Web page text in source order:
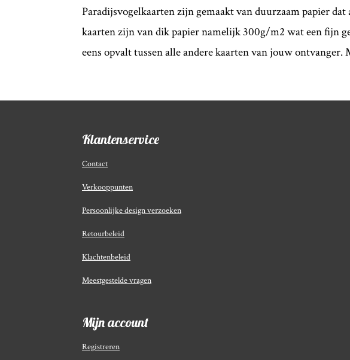
Paradijsvogelkaarten zijn gemaakt van duurzaam papier
kaarten zijn van dik papier namelijk 300g/m2 wat een fijn
eens opvalt tussen alle andere kaarten van jouw
Klantenservice
Contact
Verkooppunten
Persoonlijke design verzoeken
Retourbeleid
Klachtenbeleid
Meestgestelde vragen
Mijn account
Registreren